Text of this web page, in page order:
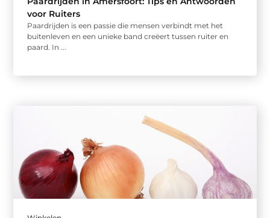
voor Ruiters
Paardrijden is een passie die mensen verbindt met het
buitenleven en een unieke band creëert tussen ruiter en
paard. In ...